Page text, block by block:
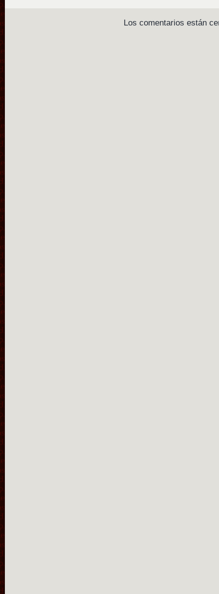
Los comentarios están